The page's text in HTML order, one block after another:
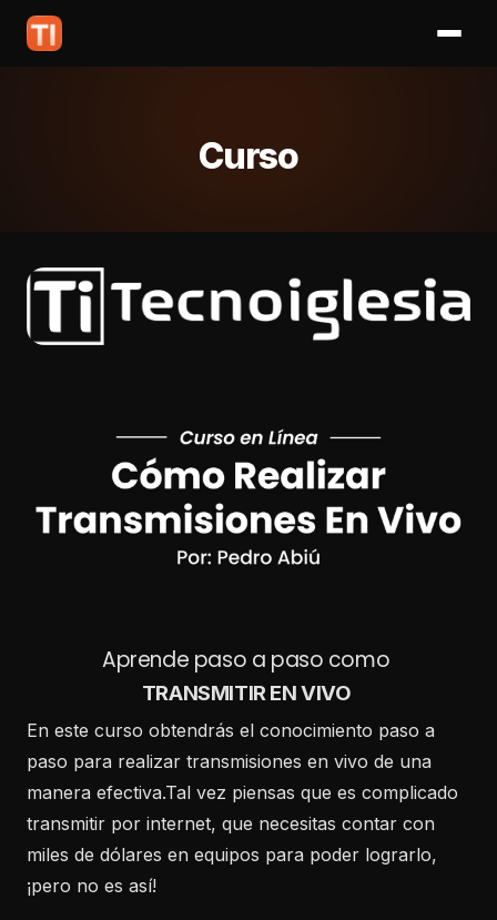
Curso
Aprende paso a paso como
TRANSMITIR EN VIVO
En este curso obtendrás el conocimiento paso a
paso para realizar transmisiones en vivo de una
manera efectiva.Tal vez piensas que es complicado
transmitir por internet, que necesitas contar con
miles de dólares en equipos para poder lograrlo,
¡pero no es así!